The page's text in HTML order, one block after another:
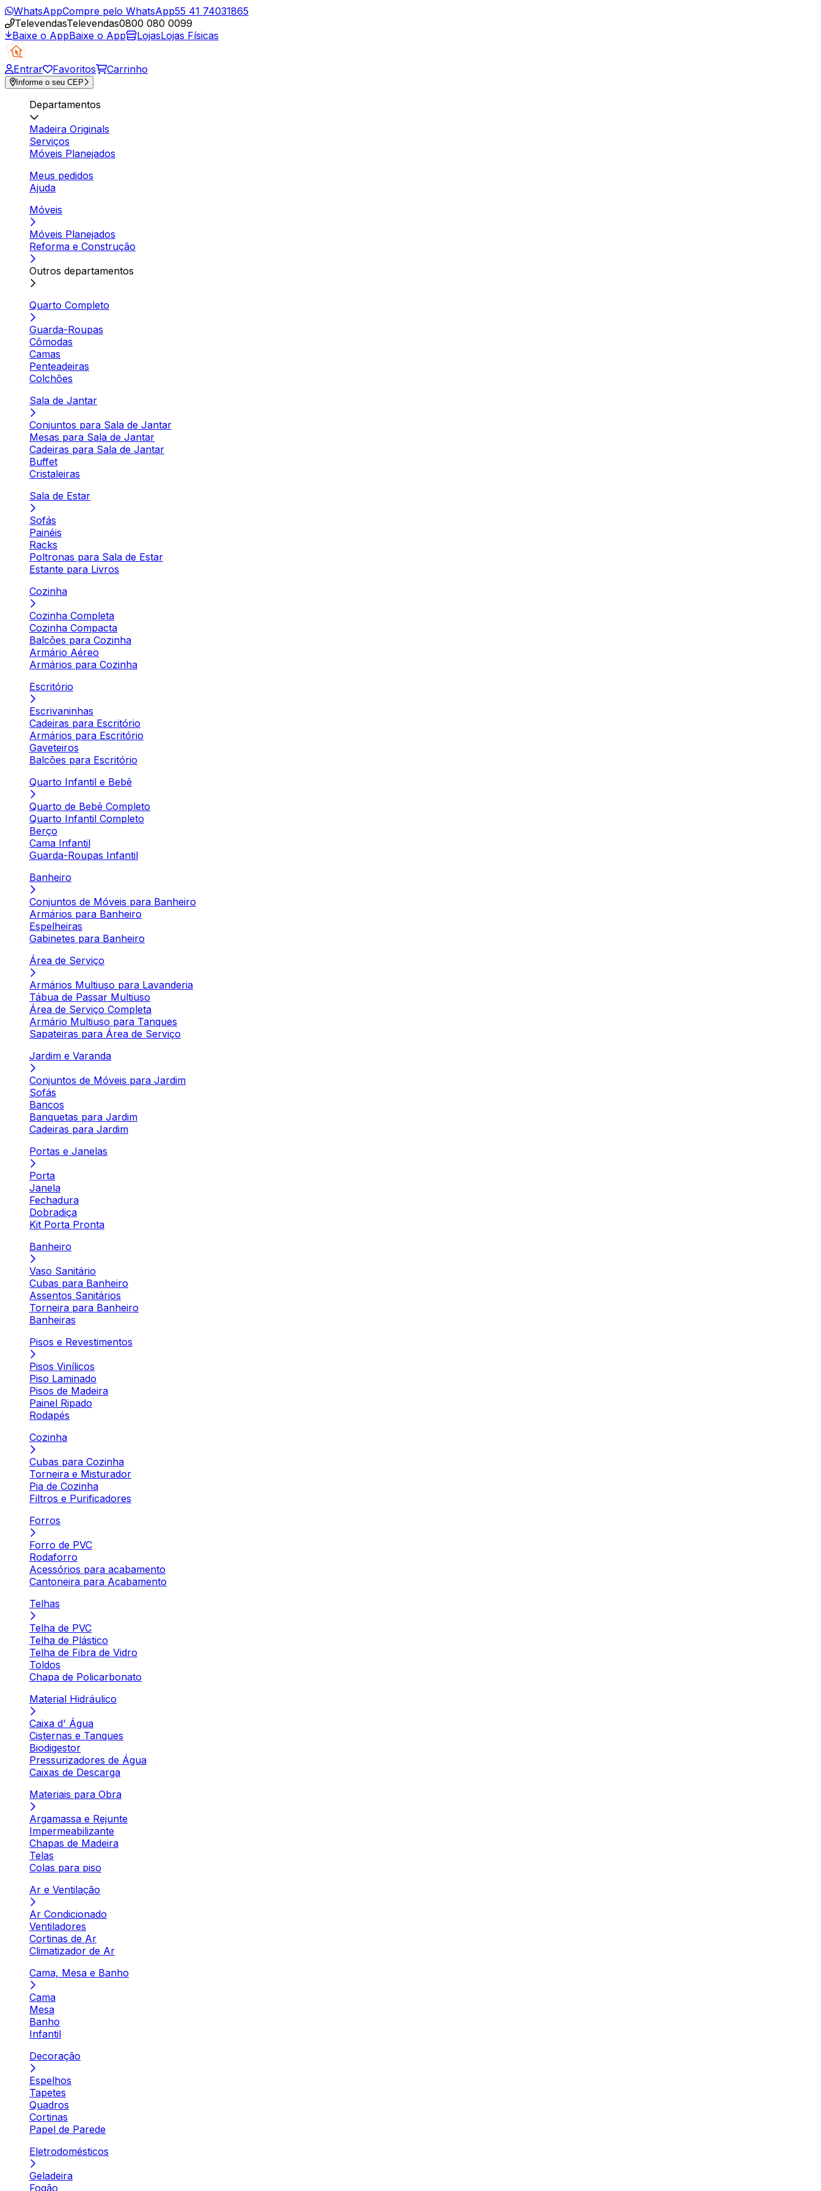
WhatsAppCompre pelo WhatsApp55 41 74031865
TelevendasTelevendas0800 080 0099
Baixe o AppBaixe o App LojasLojas Físicas
Entrar Favoritos Carrinho
Informe o seu CEP
Departamentos
Madeira Originals
Serviços
Móveis Planejados
Meus pedidos
Ajuda
Móveis
Móveis Planejados
Reforma e Construção
Outros departamentos
Quarto Completo
Guarda-Roupas
Cômodas
Camas
Penteadeiras
Colchões
Sala de Jantar
Conjuntos para Sala de Jantar
Mesas para Sala de Jantar
Cadeiras para Sala de Jantar
Buffet
Cristaleiras
Sala de Estar
Sofás
Painéis
Racks
Poltronas para Sala de Estar
Estante para Livros
Cozinha
Cozinha Completa
Cozinha Compacta
Balcões para Cozinha
Armário Aéreo
Armários para Cozinha
Escritório
Escrivaninhas
Cadeiras para Escritório
Armários para Escritório
Gaveteiros
Balcões para Escritório
Quarto Infantil e Bebê
Quarto de Bebê Completo
Quarto Infantil Completo
Berço
Cama Infantil
Guarda-Roupas Infantil
Banheiro
Conjuntos de Móveis para Banheiro
Armários para Banheiro
Espelheiras
Gabinetes para Banheiro
Área de Serviço
Armários Multiuso para Lavanderia
Tábua de Passar Multiuso
Área de Serviço Completa
Armário Multiuso para Tanques
Sapateiras para Área de Serviço
Jardim e Varanda
Conjuntos de Móveis para Jardim
Sofás
Bancos
Banquetas para Jardim
Cadeiras para Jardim
Portas e Janelas
Porta
Janela
Fechadura
Dobradiça
Kit Porta Pronta
Banheiro
Vaso Sanitário
Cubas para Banheiro
Assentos Sanitários
Torneira para Banheiro
Banheiras
Pisos e Revestimentos
Pisos Vinílicos
Piso Laminado
Pisos de Madeira
Painel Ripado
Rodapés
Cozinha
Cubas para Cozinha
Torneira e Misturador
Pia de Cozinha
Filtros e Purificadores
Forros
Forro de PVC
Rodaforro
Acessórios para acabamento
Cantoneira para Acabamento
Telhas
Telha de PVC
Telha de Plástico
Telha de Fibra de Vidro
Toldos
Chapa de Policarbonato
Material Hidráulico
Caixa d' Água
Cisternas e Tanques
Biodigestor
Pressurizadores de Água
Caixas de Descarga
Materiais para Obra
Argamassa e Rejunte
Impermeabilizante
Chapas de Madeira
Telas
Colas para piso
Ar e Ventilação
Ar Condicionado
Ventiladores
Cortinas de Ar
Climatizador de Ar
Cama, Mesa e Banho
Cama
Mesa
Banho
Infantil
Decoração
Espelhos
Tapetes
Quadros
Cortinas
Papel de Parede
Eletrodomésticos
Geladeira
Fogão